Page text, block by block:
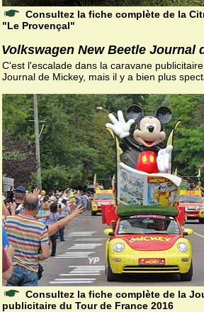
Consultez la fiche complète de la
"Le Provençal"
Volkswagen New Beetle Journal
C'est l'escalade dans la caravane
Journal de Mickey, mais il y a bien plus
Consultez la fiche complète de la
publicitaire du Tour de France 2016